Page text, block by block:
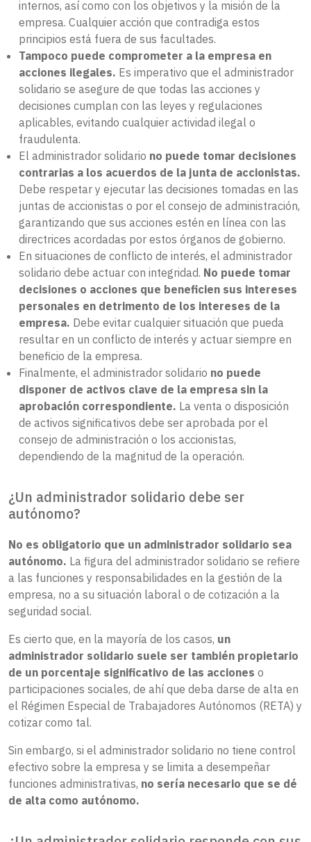
internos, así como con los objetivos y la misión de la
empresa. Cualquier acción que contradiga estos
principios está fuera de sus facultades.
Tampoco puede comprometer a la empresa en
acciones ilegales. Es imperativo que el administrador
solidario se asegure de que todas las acciones y
decisiones cumplan con las leyes y regulaciones
aplicables, evitando cualquier actividad ilegal o
fraudulenta.
El administrador solidario no puede tomar decisiones
contrarias a los acuerdos de la junta de accionistas.
Debe respetar y ejecutar las decisiones tomadas en las
juntas de accionistas o por el consejo de administración,
garantizando que sus acciones estén en línea con las
directrices acordadas por estos órganos de gobierno.
En situaciones de conflicto de interés, el administrador
solidario debe actuar con integridad. No puede tomar
decisiones o acciones que beneficien sus intereses
personales en detrimento de los intereses de la
empresa. Debe evitar cualquier situación que pueda
resultar en un conflicto de interés y actuar siempre en
beneficio de la empresa.
Finalmente, el administrador solidario no puede
disponer de activos clave de la empresa sin la
aprobación correspondiente. La venta o disposición
de activos significativos debe ser aprobada por el
consejo de administración o los accionistas,
dependiendo de la magnitud de la operación.
¿Un administrador solidario debe ser
autónomo?
No es obligatorio que un administrador solidario sea
autónomo. La figura del administrador solidario se refiere
a las funciones y responsabilidades en la gestión de la
empresa, no a su situación laboral o de cotización a la
seguridad social.
Es cierto que, en la mayoría de los casos, un
administrador solidario suele ser también propietario
de un porcentaje significativo de las acciones o
participaciones sociales, de ahí que deba darse de alta en
el Régimen Especial de Trabajadores Autónomos (RETA) y
cotizar como tal.
Sin embargo, si el administrador solidario no tiene control
efectivo sobre la empresa y se limita a desempeñar
funciones administrativas, no sería necesario que se dé
de alta como autónomo.